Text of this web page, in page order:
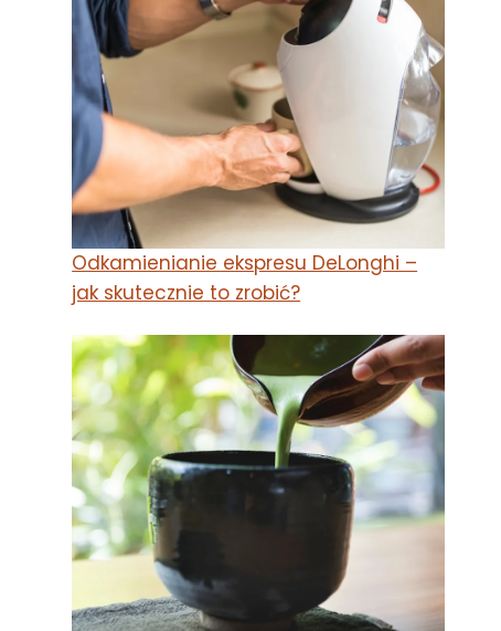
Odkamienianie ekspresu DeLonghi –
jak skutecznie to zrobić?